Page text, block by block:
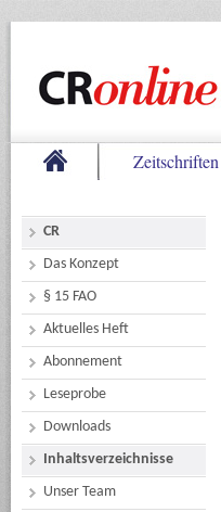
Zeitschriften
CR
Das Konzept
§ 15 FAO
Aktuelles Heft
Abonnement
Leseprobe
Downloads
Inhaltsverzeichnisse
Unser Team